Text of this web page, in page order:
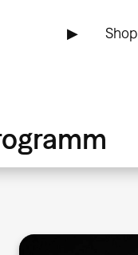
▶ Shop